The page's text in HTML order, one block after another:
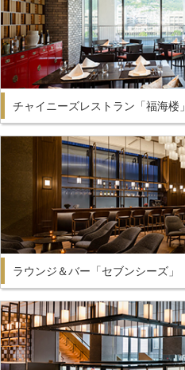
チャイニーズレストラン「福海楼」
ラウンジ＆バー「セブンシーズ」